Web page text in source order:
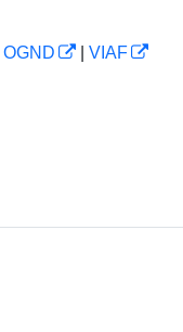
OGND
VIAF